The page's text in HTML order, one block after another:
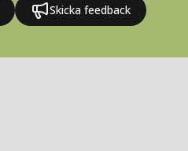
Skicka feedback